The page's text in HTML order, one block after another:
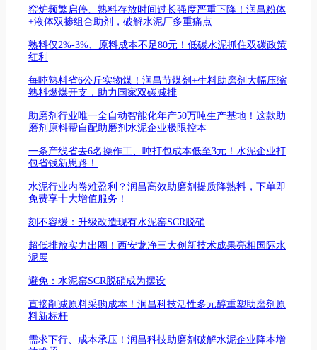
窑炉频繁启停、熟料存放时间过长强度严重下降！润昌粉体
+液体双掺组合助剂，破解水泥厂多重痛点
熟料仅2%-3%、原料成本不足80元！低碳水泥抓住双碳政策
红利
每吨熟料省6公斤实物煤！润昌节煤剂+生料助磨剂大幅压缩
熟料燃煤开支，助力国家双碳减排
助磨剂行业唯一全自动智能化年产50万吨生产基地！这款助
磨剂原料帮自配助磨剂水泥企业极限控本
一条产线省去6名操作工、吨打包成本低至3元！水泥企业打
包省钱新思路！
水泥行业内卷难盈利？润昌高效助磨剂提质降熟料，下单即
免费享十大增值服务！
刻不容缓：升级改造现有水泥窑SCR脱硝
超低排放实力出圈！西安龙净三大创新技术成果亮相国际水
泥展
避免：水泥窑SCR脱硝成为摆设
直接削减原料采购成本！润昌科技活性多元醇重塑助磨剂原
料新标杆
需求下行、成本承压！润昌科技助磨剂破解水泥企业降本增